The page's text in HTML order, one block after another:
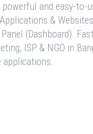
and easy-to-
&
(Dashboard).
ISP & NGO in
applications.